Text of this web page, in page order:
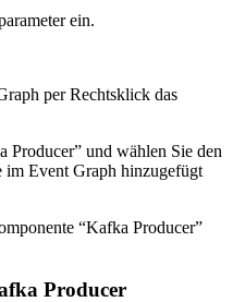
ein.
per Rechtsklick das
Producer” und wählen Sie den
im Event Graph hinzugefügt
“Kafka Producer”
Producer